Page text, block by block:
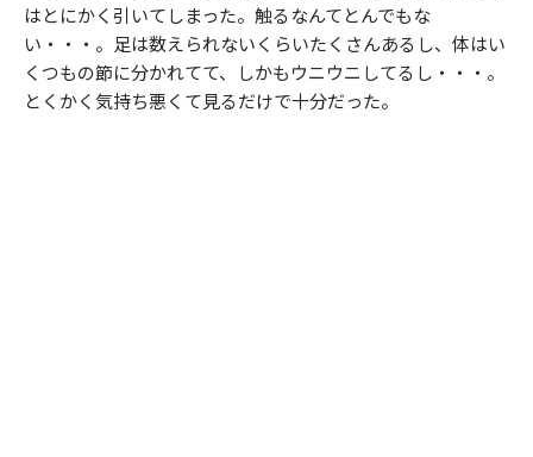
はとにかく引いてしまった。触るなんてとんでもな
い・・・。足は数えられないくらいたくさんあるし、体はい
くつもの節に分かれてて、しかもウニウニしてるし・・・。
とくかく気持ち悪くて見るだけで十分だった。